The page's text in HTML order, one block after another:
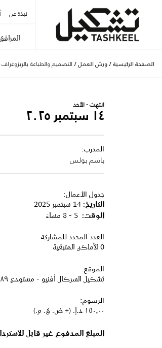
نبذة عن
المرافق
الصفحة الرئيسية / ورش العمل / التصميم والطباعة بالريزوغراف
انتهت - الأحد
١٤ سبتمبر ٢٠٢٥
المدرب:
باسم بولس
جدول الأعمال:
التاريخ: 14 سبتمبر 2025
الوقت: 5 - 8 مساءً
العدد المحدد للمشاركة
0 الأماكن المتبقية
الموقع:
تشكيل السركال أفنيو - مستودع ٨٩
الرسوم:
١٥٠٫٠٠ د.إ.‏ (+ ض. ق. م.)
المبلغ المدفوع غير قابل